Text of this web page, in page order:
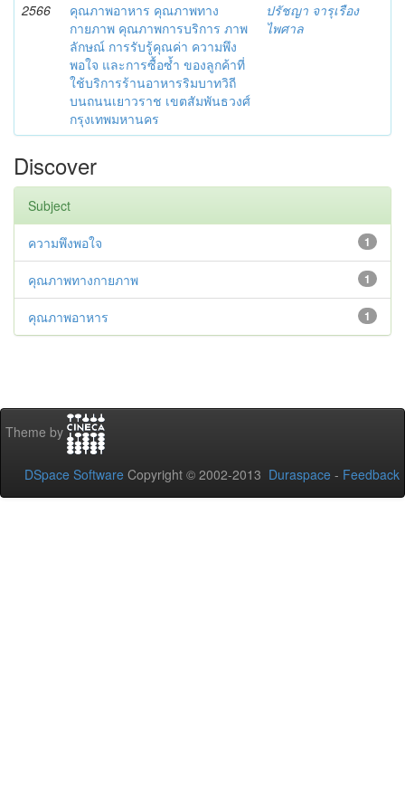
2566
คุณภาพอาหาร คุณภาพทาง
กายภาพ คุณภาพการบริการ ภาพ
ลักษณ์ การรับรู้คุณค่า ความพึง
พอใจ และการซื้อซ้ำ ของลูกค้าที่
ใช้บริการร้านอาหารริมบาทวิถี
บนถนนเยาวราช เขตสัมพันธวงศ์
กรุงเทพมหานคร
ปรัชญา จารุเรือง
ไพศาล
Discover
Subject
1
ความพึงพอใจ
1
คุณภาพทางกายภาพ
1
คุณภาพอาหาร
Theme by
DSpace Software Copyright © 2002-2013 Duraspace - Feedback